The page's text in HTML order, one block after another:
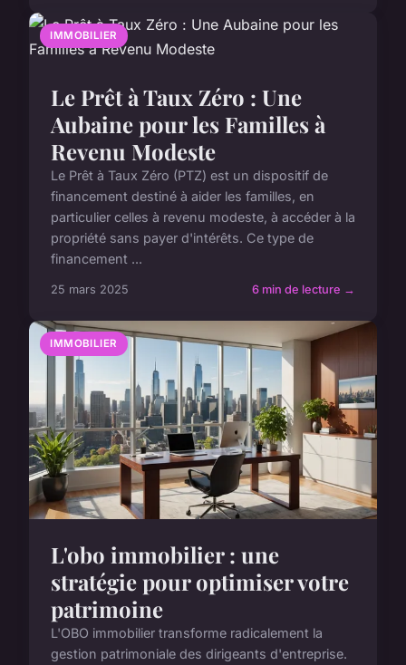
IMMOBILIER
Le Prêt à Taux Zéro : Une
Aubaine pour les Familles à
Revenu Modeste
Le Prêt à Taux Zéro (PTZ) est un dispositif de
financement destiné à aider les familles, en
particulier celles à revenu modeste, à accéder à la
propriété sans payer d'intérêts. Ce type de
financement ...
25 mars 2025 6 min de lecture →
IMMOBILIER
L'obo immobilier : une
stratégie pour optimiser votre
patrimoine
L'OBO immobilier transforme radicalement la
gestion patrimoniale des dirigeants d'entreprise.